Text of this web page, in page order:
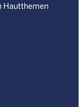
Hautthemen